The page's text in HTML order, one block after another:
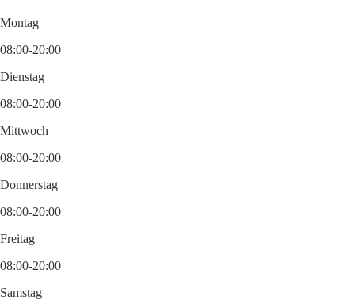
Montag
08:00-20:00
Dienstag
08:00-20:00
Mittwoch
08:00-20:00
Donnerstag
08:00-20:00
Freitag
08:00-20:00
Samstag